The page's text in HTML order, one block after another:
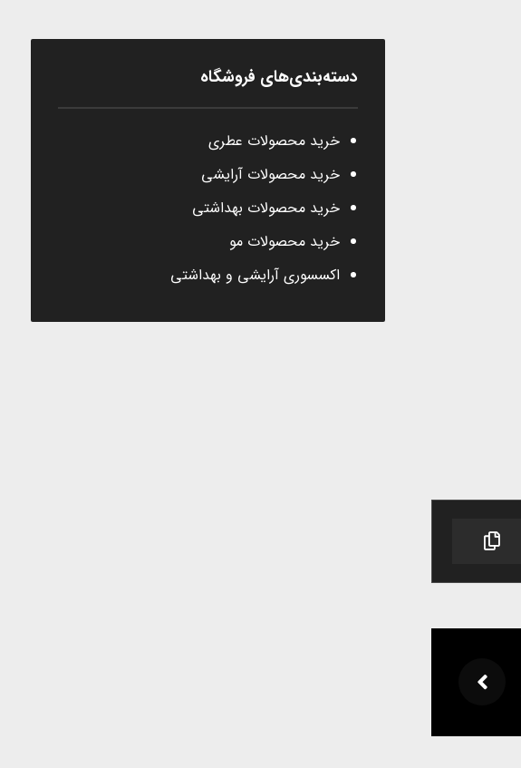
دسته‌بندی‌های فروشگاه
خرید محصولات عطری
خرید محصولات آرایشی
خرید محصولات بهداشتی
خرید محصولات مو
اکسسوری آرایشی و بهداشتی